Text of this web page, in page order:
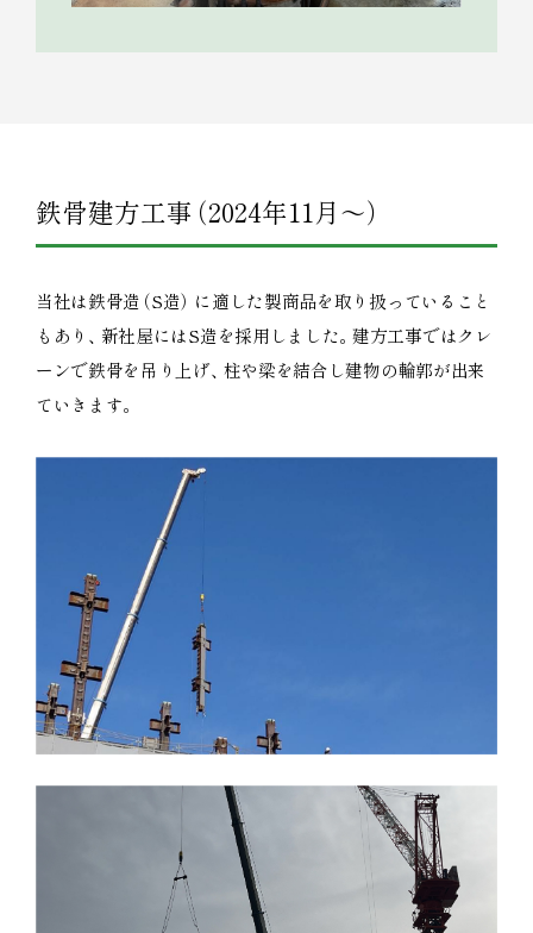
鉄骨建方工事（2024年11月～）
当社は鉄骨造（S造）に適した製商品を取り扱っていること
もあり 、 新社屋にはS造を採用しました。建方工事ではクレ
ーンで鉄骨を吊り上げ、 柱や梁を結合し建物の輪郭が出来
ていきます。